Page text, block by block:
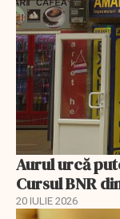
Aurul urcă
Cursul BNR
20 IULIE 2026